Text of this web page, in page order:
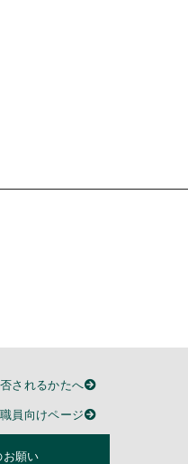
されるかたへ
職員向けページ
お願い